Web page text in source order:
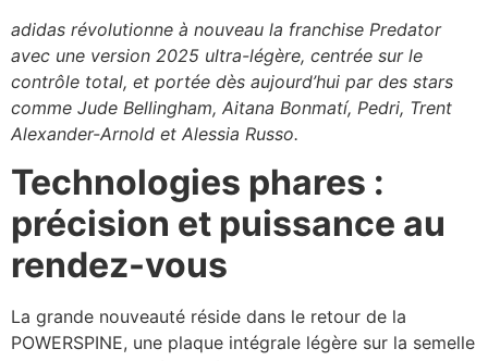
adidas révolutionne à nouveau la franchise Predator
avec une version 2025 ultra-légère, centrée sur le
contrôle total, et portée dès aujourd’hui par des stars
comme Jude Bellingham, Aitana Bonmatí, Pedri, Trent
Alexander-Arnold et Alessia Russo.​​
Technologies phares :
précision et puissance au
rendez-vous
La grande nouveauté réside dans le retour de la
POWERSPINE, une plaque intégrale légère sur la semelle